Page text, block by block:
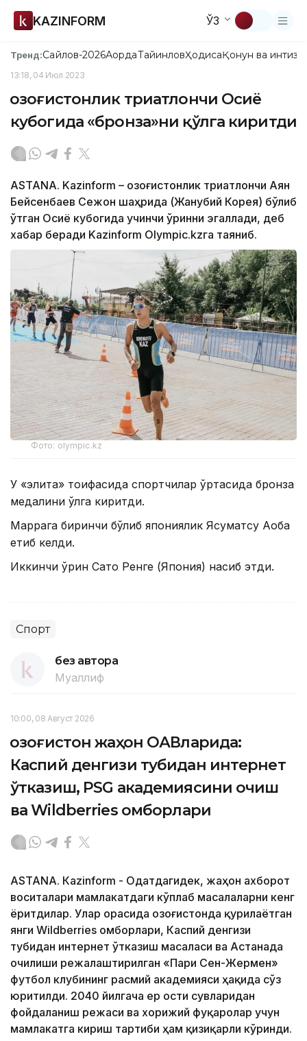
KAZINFORM ЎЗ
Тренд:Сайлов-2026АқордаТайинловҲодисаҚонун ва
13:18, 04 Июл 2023
Қозоғистонлик триатлончи Осиё
кубогида «бронза»ни қўлга киритди
ASTANA. Kazinform – Қозоғистонлик триатлончи Аян
Бейсенбаев Сежон шаҳрида (Жанубий Корея) бўлиб
ўтган Осиё кубогида учинчи ўринни эгаллади, деб
хабар беради Kazinform Olympic.kzга таяниб.
Фото: olympic.kz
У «элита» тоифасида спортчилар ўртасида бронза
медалини қўлга киритди.
Маррага биринчи бўлиб япониялик Ясуматсу Аоба
етиб келди.
Иккинчи ўрин Сато Ренге (Япония) насиб этди.
Спорт
без автора
Муаллиф
10:00, 08 Август 2026
Қозоғистон жаҳон ОАВларида:
Каспий денгизи тубидан интернет
ўтказиш, PSG академиясини очиш
ва Wildberries омборлари
ASTANА. Кazinform - Одатдагидек, жаҳон ахборот
воситалари мамлакатдаги кўплаб масалаларни кенг
ёритдилар. Улар орасида Қозоғистонда қурилаётган
янги Wildberries омборлари, Каспий денгизи
тубидан интернет ўтказиш масаласи ва Астанада
очилиши режалаштирилган «Пари Сен-Жермен»
футбол клубининг расмий академияси ҳақида сўз
юритилди. 2040 йилгача ер ости сувларидан
фойдаланиш режаси ва хорижий фуқаролар учун
мамлакатга кириш тартиби ҳам қизиқарли кўринди.